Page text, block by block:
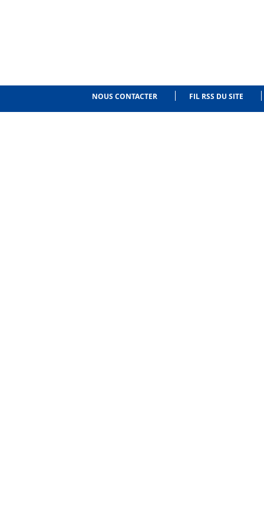
NOUS CONTACTER FIL RSS DU SITE